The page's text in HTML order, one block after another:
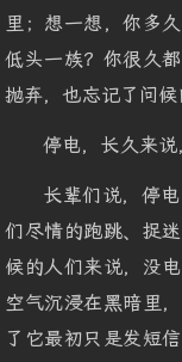
里；想一想，你多
低头一族？你很久
抛弃，也忘记了问候
停电，长久来
长辈们说，停
们尽情的跑跳、捉
候的人们来说，没
空气沉浸在黑暗里
了它最初只是发短